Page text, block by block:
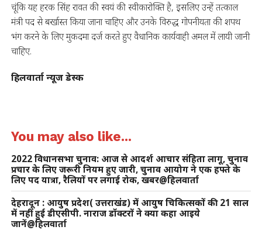
चूंकि यह हरक सिंह रावत की स्वयं की स्वीकारोक्ति है, इसलिए उन्हें तत्काल
मंत्री पद से बर्खास्त किया जाना चाहिए और उनके विरुद्ध गोपनीयता की शपथ
भंग करने के लिए मुकदमा दर्ज करते हुए वैधानिक कार्यवाही अमल में लायी जानी
चाहिए.
हिलवार्ता न्यूज डेस्क
You may also like...
2022 विधानसभा चुनाव: आज से आदर्श आचार संहिता लागू, चुनाव
प्रचार के लिए जरूरी नियम हुए जारी, चुनाव आयोग ने एक हफ्ते के
लिए पद यात्रा, रैलियों पर लगाई रोक, खबर@हिलवार्ता
देहरादून : आयुष प्रदेश( उत्तराखंड) में आयुष चिकित्सकों की 21 साल
में नहीं हुई डीएसीपी. नाराज डॉक्टरों ने क्या कहा आइये
जानें@हिलवार्ता